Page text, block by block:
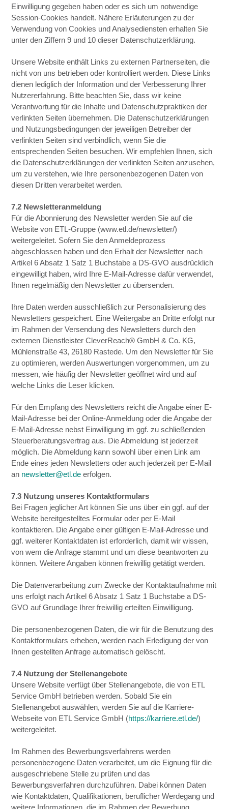
Einwilligung gegeben haben oder es sich um notwendige
Session-Cookies handelt. Nähere Erläuterungen zu der
Verwendung von Cookies und Analysediensten erhalten Sie
unter den Ziffern 9 und 10 dieser Datenschutzerklärung.
Unsere Website enthält Links zu externen Partnerseiten, die
nicht von uns betrieben oder kontrolliert werden. Diese Links
dienen lediglich der Information und der Verbesserung Ihrer
Nutzererfahrung. Bitte beachten Sie, dass wir keine
Verantwortung für die Inhalte und Datenschutzpraktiken der
verlinkten Seiten übernehmen. Die Datenschutzerklärungen
und Nutzungsbedingungen der jeweiligen Betreiber der
verlinkten Seiten sind verbindlich, wenn Sie die
entsprechenden Seiten besuchen. Wir empfehlen Ihnen, sich
die Datenschutzerklärungen der verlinkten Seiten anzusehen,
um zu verstehen, wie Ihre personenbezogenen Daten von
diesen Dritten verarbeitet werden.
7.2 Newsletteranmeldung
Für die Abonnierung des Newsletter werden Sie auf die
Website von ETL-Gruppe (www.etl.de/newsletter/)
weitergeleitet. Sofern Sie den Anmeldeprozess
abgeschlossen haben und den Erhalt der Newsletter nach
Artikel 6 Absatz 1 Satz 1 Buchstabe a DS-GVO ausdrücklich
eingewilligt haben, wird Ihre E-Mail-Adresse dafür verwendet,
Ihnen regelmäßig den Newsletter zu übersenden.
Ihre Daten werden ausschließlich zur Personalisierung des
Newsletters gespeichert. Eine Weitergabe an Dritte erfolgt nur
im Rahmen der Versendung des Newsletters durch den
externen Dienstleister CleverReach® GmbH & Co. KG,
Mühlenstraße 43, 26180 Rastede. Um den Newsletter für Sie
zu optimieren, werden Auswertungen vorgenommen, um zu
messen, wie häufig der Newsletter geöffnet wird und auf
welche Links die Leser klicken.
Für den Empfang des Newsletters reicht die Angabe einer E-
Mail-Adresse bei der Online-Anmeldung oder die Angabe der
E-Mail-Adresse nebst Einwilligung im ggf. zu schließenden
Steuerberatungsvertrag aus. Die Abmeldung ist jederzeit
möglich. Die Abmeldung kann sowohl über einen Link am
Ende eines jeden Newsletters oder auch jederzeit per E-Mail
an newsletter@etl.de erfolgen.
7.3 Nutzung unseres Kontaktformulars
Bei Fragen jeglicher Art können Sie uns über ein ggf. auf der
Website bereitgestelltes Formular oder per E-Mail
kontaktieren. Die Angabe einer gültigen E-Mail-Adresse und
ggf. weiterer Kontaktdaten ist erforderlich, damit wir wissen,
von wem die Anfrage stammt und um diese beantworten zu
können. Weitere Angaben können freiwillig getätigt werden.
Die Datenverarbeitung zum Zwecke der Kontaktaufnahme mit
uns erfolgt nach Artikel 6 Absatz 1 Satz 1 Buchstabe a DS-
GVO auf Grundlage Ihrer freiwillig erteilten Einwilligung.
Die personenbezogenen Daten, die wir für die Benutzung des
Kontaktformulars erheben, werden nach Erledigung der von
Ihnen gestellten Anfrage automatisch gelöscht.
7.4 Nutzung der Stellenangebote
Unsere Website verfügt über Stellenangebote, die von ETL
Service GmbH betrieben werden. Sobald Sie ein
Stellenangebot auswählen, werden Sie auf die Karriere-
Webseite von ETL Service GmbH (https://karriere.etl.de/)
weitergeleitet.
Im Rahmen des Bewerbungsverfahrens werden
personenbezogene Daten verarbeitet, um die Eignung für die
ausgeschriebene Stelle zu prüfen und das
Bewerbungsverfahren durchzuführen. Dabei können Daten
wie Kontaktdaten, Qualifikationen, beruflicher Werdegang und
weitere Informationen, die im Rahmen der Bewerbung